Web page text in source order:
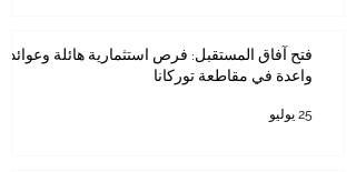
فتح آفاق المستقبل: فرص استثمارية هائلة وعوائد
واعدة في مقاطعة توركانا
25 يوليو